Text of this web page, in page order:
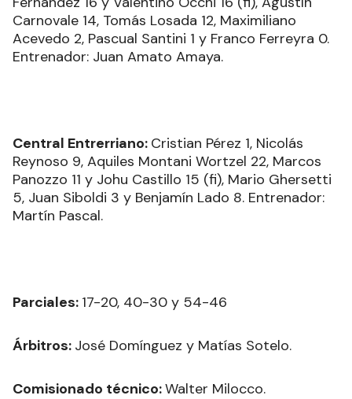
Carnovale 14, Tomás Losada 12, Maximiliano
Acevedo 2, Pascual Santini 1 y Franco Ferreyra 0.
Entrenador: Juan Amato Amaya.
Central Entrerriano: Cristian Pérez 1, Nicolás
Reynoso 9, Aquiles Montani Wortzel 22, Marcos
Panozzo 11 y Johu Castillo 15 (fi), Mario Ghersetti
5, Juan Siboldi 3 y Benjamín Lado 8. Entrenador:
Martín Pascal.
Parciales: 17-20, 40-30 y 54-46
Árbitros: José Domínguez y Matías Sotelo.
Comisionado técnico:Walter Milocco.